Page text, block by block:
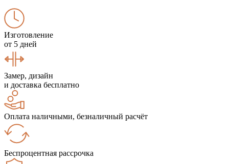
Изготовление
от 5 дней
Замер, дизайн
и доставка бесплатно
Оплата наличными, безналичный расчёт
Беспроцентная рассрочка